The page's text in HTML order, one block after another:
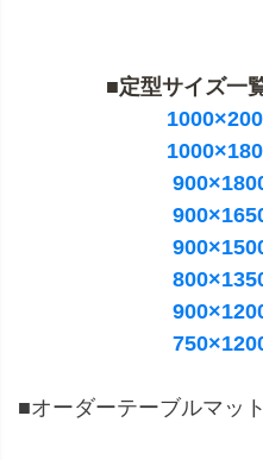
■定型サイズ一
■オーダーテーブルマッ